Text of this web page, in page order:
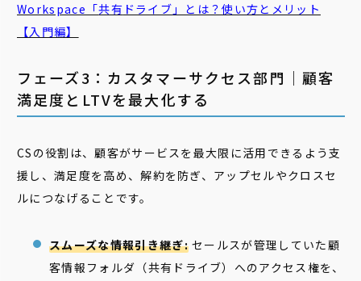
Workspace「共有 ドライブ 」とは？使い方とメリット
【入門編】
フェーズ3：カスタマーサクセス部門｜顧客
満足度とLTVを最大化する
CSの役割は、顧客がサービスを最大限に活用できるよう支
援し、満足度を高め、解約を防ぎ、アップセルやクロスセ
ルにつなげることです。
スムーズな情報引き継ぎ:セールスが管理していた顧
客情報フォルダ（共有ドライブ）へのアクセス権を、